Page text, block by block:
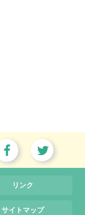
リンク
サイトマップ